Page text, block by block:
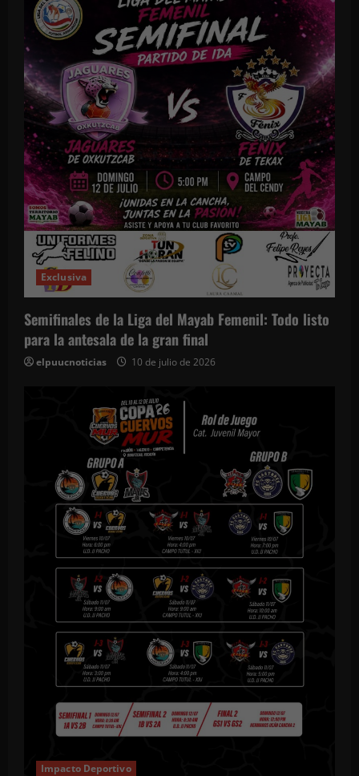
Exclusiva
Semifinales de la Liga del Mayab Femenil: Todo listo
para la antesala de la gran final
elpuucnoticias 10 de julio de 2026
Impacto Deportivo